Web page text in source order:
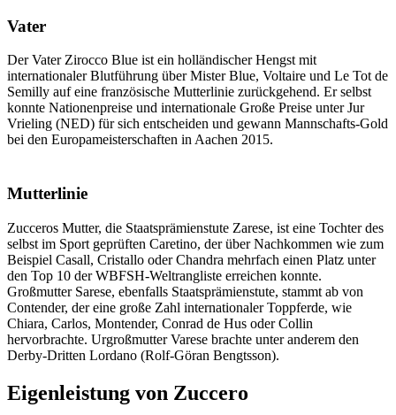
Vater
Der Vater Zirocco Blue ist ein holländischer Hengst mit
internationaler Blutführung über Mister Blue, Voltaire und Le Tot de
Semilly auf eine französische Mutterlinie zurückgehend. Er selbst
konnte Nationenpreise und internationale Große Preise unter Jur
Vrieling (NED) für sich entscheiden und gewann Mannschafts-Gold
bei den Europameisterschaften in Aachen 2015.
Mutterlinie
Zucceros Mutter, die Staatsprämienstute Zarese, ist eine Tochter des
selbst im Sport geprüften Caretino, der über Nachkommen wie zum
Beispiel Casall, Cristallo oder Chandra mehrfach einen Platz unter
den Top 10 der WBFSH-Weltrangliste erreichen konnte.
Großmutter Sarese, ebenfalls Staatsprämienstute, stammt ab von
Contender, der eine große Zahl internationaler Toppferde, wie
Chiara, Carlos, Montender, Conrad de Hus oder Collin
hervorbrachte. Urgroßmutter Varese brachte unter anderem den
Derby-Dritten Lordano (Rolf-Göran Bengtsson).
Eigenleistung von Zuccero